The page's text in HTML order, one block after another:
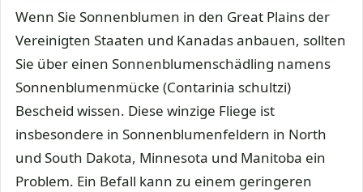
Wenn Sie Sonnenblumen in den Great Plains der
Vereinigten Staaten und Kanadas anbauen, sollten
Sie über einen Sonnenblumenschädling namens
Sonnenblumenmücke (Contarinia schultzi)
Bescheid wissen. Diese winzige Fliege ist
insbesondere in Sonnenblumenfeldern in North
und South Dakota, Minnesota und Manitoba ein
Problem. Ein Befall kann zu einem geringeren